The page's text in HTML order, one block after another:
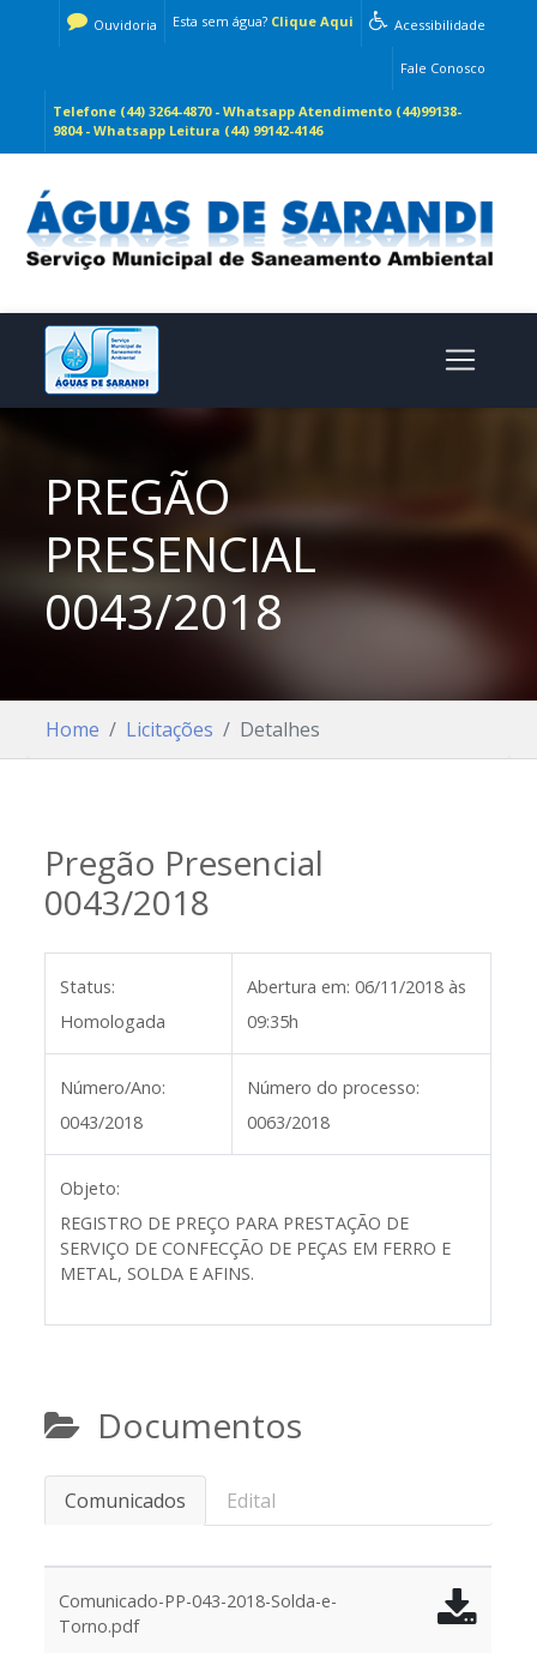
Acessibilidade
Esta sem água? Clique Aqui
Ouvidoria
Fale Conosco
Telefone (44) 3264-4870 - Whatsapp Atendimento (44)99138-
9804 - Whatsapp Leitura (44) 99142-4146
PREGÃO
PRESENCIAL
0043/2018
Home Licitações Detalhes
Pregão Presencial
0043/2018
Status:
Homologada
Abertura em: 06/11/2018 às
09:35h
Número/Ano:
0043/2018
Número do processo:
0063/2018
Objeto:
REGISTRO DE PREÇO PARA PRESTAÇÃO DE
SERVIÇO DE CONFECÇÃO DE PEÇAS EM FERRO E
METAL, SOLDA E AFINS.
Documentos
Comunicados Edital
Comunicado-PP-043-2018-Solda-e-
Torno.pdf